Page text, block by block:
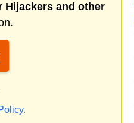
Hijackers and other
.